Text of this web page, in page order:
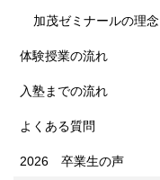
加茂ゼミナールの理念
体験授業の流れ
入塾までの流れ
よくある質問
2026 卒業生の声